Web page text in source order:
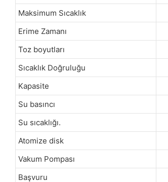
Maksimum Sıcaklık
Erime Zamanı
Toz boyutları
Sıcaklık Doğruluğu
Kapasite
Su basıncı
Su sıcaklığı.
Atomize disk
Vakum Pompası
Başvuru